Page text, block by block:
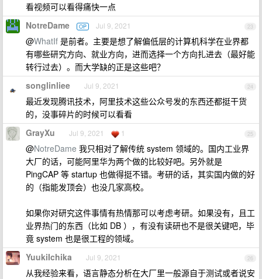
看视频可以看得痛快一点
23
NotreDame OP Jul 9, 2021
@WhatIf 是前者。主要是想了解偏低层的计算机科学在业界都
有哪些研究方向、就业方向，进而选择一个方向扎进去（最好能
转行过去）。而大学缺的正是这些吧？
24
songlinliee Jul 9, 2021
最近发现腾讯技术，阿里技术这些公众号发的东西还都挺干货
的，没事碎片的时候可以看看
25
GrayXu Jul 9, 2021 1
@NotreDame 我只相对了解传统 system 领域的。国内工业界
大厂的话，可能阿里华为两个做的比较好吧。另外就是
PingCAP 等 startup 也做得挺不错。考研的话，其实国内做的好
的（指能发顶会）也没几家高校。
如果你对研究这件事情有热情那可以考虑考研。如果没有，且工
业界热门的东西（比如 DB ），有没有读研也不是很关键吧，毕
竟 system 也是很工程的领域。
26
YuukiIchika Jul 9, 2021
从我经验来看，语言静态分析在大厂里一般源自于测试或者说安